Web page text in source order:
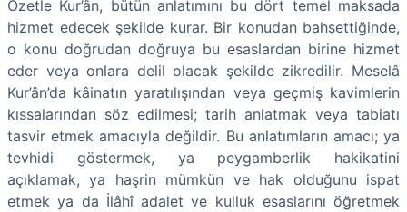
Özetle Kur’ân, bütün anlatımını bu dört temel maksada
hizmet edecek şekilde kurar. Bir konudan bahsettiğinde,
o konu doğrudan doğruya bu esaslardan birine hizmet
eder veya onlara delil olacak şekilde zikredilir. Meselâ
Kur’ân’da kâinatın yaratılışından veya geçmiş kavimlerin
kıssalarından söz edilmesi; tarih anlatmak veya tabiatı
tasvir etmek amacıyla değildir. Bu anlatımların amacı; ya
tevhidi göstermek, ya peygamberlik hakikatini
açıklamak, ya haşrin mümkün ve hak olduğunu ispat
etmek ya da İlâhî adalet ve kulluk esaslarını öğretmek